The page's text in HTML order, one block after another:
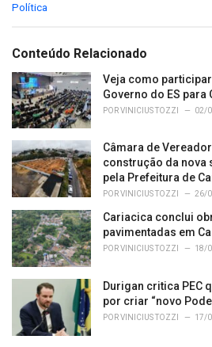
C
e
o
r
i
e
:
Política
Conteúdo Relacionado
Veja como
Governo do ES para
PORVINICIUS TOZZI 02/
Câmara de
construção da nova
pela Prefeitura de
PORVINICIUS TOZZI 26/
Cariacica conclui
pavimentadas em
PORVINICIUS TOZZI 18/
Durigan critica PEC
por criar “novo
PORVINICIUS TOZZI 17/